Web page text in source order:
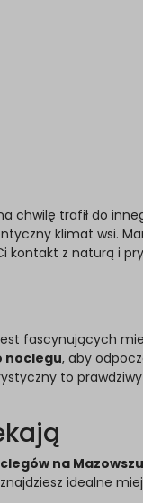
chwilę trafił do
klimat wsi.
kontakt z naturą i
fascynujących
noclegu, aby
to
na Mazowszu
idealne